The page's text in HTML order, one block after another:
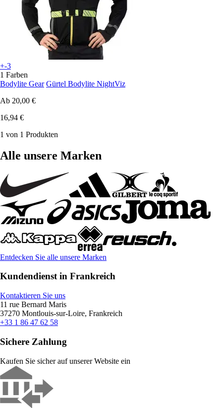
+-3
1 Farben
Bodylite Gear Gürtel Bodylite NightViz
Ab 20,00 €
16,94 €
1 von 1 Produkten
Alle unsere Marken
Entdecken Sie alle unsere Marken
Kundendienst in Frankreich
Kontaktieren Sie uns
11 rue Bernard Maris
37270 Montlouis-sur-Loire, Frankreich
+33 1 86 47 62 58
Sichere Zahlung
Kaufen Sie sicher auf unserer Website ein